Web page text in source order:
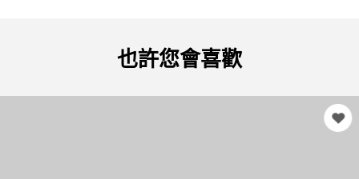
也許您會喜歡